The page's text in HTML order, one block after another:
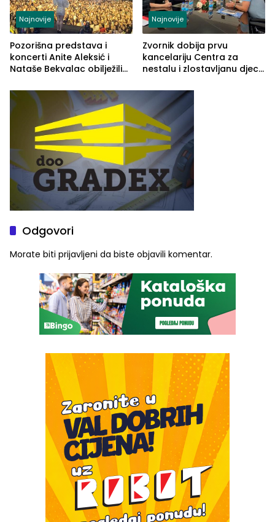
Najnovije
Pozorišna predstava i
koncerti Anite Aleksić i
Nataše Bekvalac obilježili
ljeta (FOTO)
Najnovije
Zvornik dobija prvu
kancelariju Centra za
nestalu i zlostavljanu djecu
Odgovori
Morate biti prijavljeni da biste objavili komentar.